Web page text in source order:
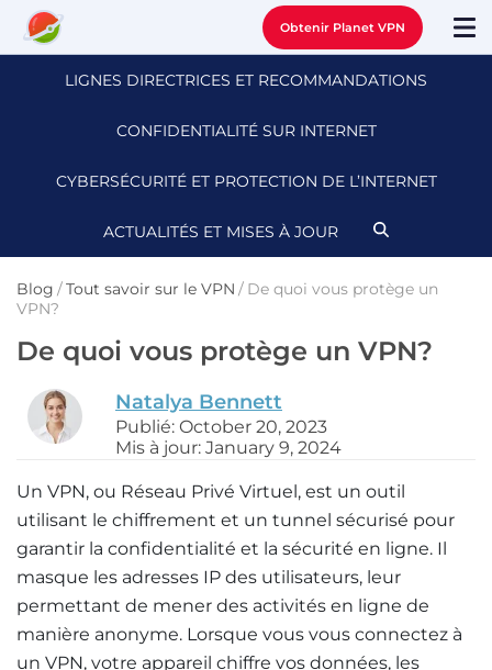
Obtenir Planet VPN
LIGNES DIRECTRICES ET RECOMMANDATIONS
CONFIDENTIALITÉ SUR INTERNET
CYBERSÉCURITÉ ET PROTECTION DE L’INTERNET
ACTUALITÉS ET MISES À JOUR
Blog /Tout savoir sur le VPN / De quoi vous protège un
VPN?
De quoi vous protège un VPN?
Natalya Bennett
Publié: October 20, 2023
Mis à jour: January 9, 2024
Un VPN, ou Réseau Privé Virtuel, est un outil
utilisant le chiffrement et un tunnel sécurisé pour
garantir la confidentialité et la sécurité en ligne. Il
masque les adresses IP des utilisateurs, leur
permettant de mener des activités en ligne de
manière anonyme. Lorsque vous vous connectez à
un VPN, votre appareil chiffre vos données, les